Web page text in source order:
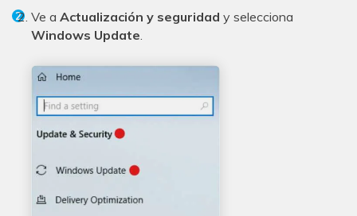
Ve a Actualización y seguridad y selecciona
Windows Update.